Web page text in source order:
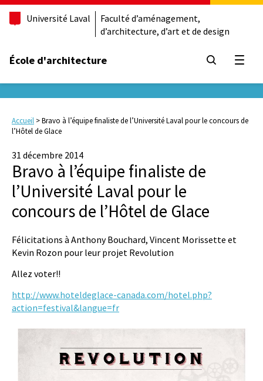
Université Laval
Faculté d’aménagement,
d’architecture, d’art et de design
École d'architecture
Accueil >Bravo à l’équipe finaliste de l’Université Laval pour le concours de
l’Hôtel de Glace
31 décembre 2014
Bravo à l’équipe finaliste de
l’Université Laval pour le
concours de l’Hôtel de Glace
Félicitations à Anthony Bouchard, Vincent Morissette et
Kevin Rozon pour leur projet Revolution
Allez voter!!
http://www.hoteldeglace-canada.com/hotel.php?
action=festival&langue=fr